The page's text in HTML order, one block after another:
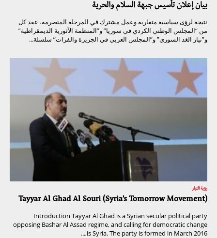
بيان إعلان تأسيس جبهة السلام والحرية
نتيجة لرؤى سياسية متقاربة وعمل مشترك في المرحلة المنصرمة، عقد كل
من “المجلس الوطني الكردي في سوريا” و”المنظمة الآثورية الديمقراطية”
و”تيار الغد السوري” و”المجلس العربي في الجزيرة والفرات” سلسلة...
رؤية التيار
Tayyar Al Ghad Al Souri (Syria’s Tomorrow Movement)
Introduction Tayyar Al Ghad is a Syrian secular political party
opposing Bashar Al Assad regime, and calling for democratic change
is Syria. The party is formed in March 2016,...